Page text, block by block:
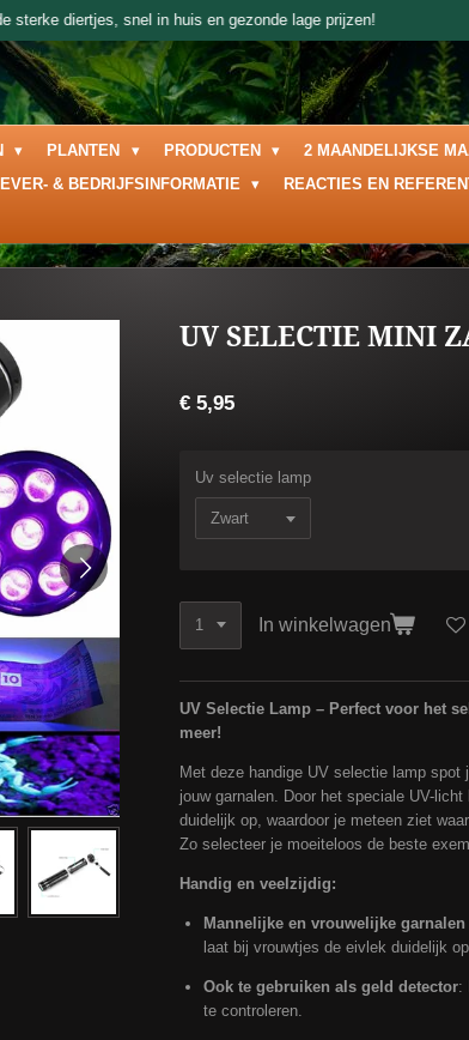
sterke diertjes, snel in huis en gezonde lage prijzen!
PLANTEN PRODUCTEN
2 MAANDELIJKSE
& BEDRIJFSINFORMATIE REACTIES EN
UV SELECTIE MINI
€ 5,95
Uv selectie lamp
In winkelwagen
UV Selectie Lamp – Perfect voor het
meer!
Met deze handige UV selectie lamp spot
jouw garnalen. Door het speciale UV-
duidelijk op, waardoor je meteen ziet
Zo selecteer je moeiteloos de beste
Handig en veelzijdig:
Mannelijke en vrouwelijke
laat bij vrouwtjes de eivlek duidelijk
Ook te gebruiken als geld detector:
te controleren.